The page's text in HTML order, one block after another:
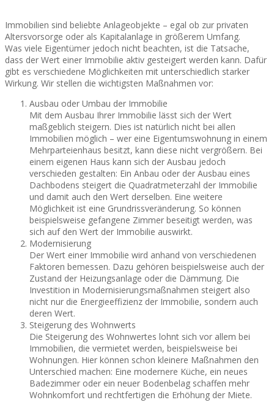
Immobilien sind beliebte Anlageobjekte – egal ob zur privaten
Altersvorsorge oder als Kapitalanlage in größerem Umfang.
Was viele Eigentümer jedoch nicht beachten, ist die Tatsache,
dass der Wert einer Immobilie aktiv gesteigert werden kann. Dafür
gibt es verschiedene Möglichkeiten mit unterschiedlich starker
Wirkung. Wir stellen die wichtigsten Maßnahmen vor:
Ausbau oder Umbau der Immobilie
Mit dem Ausbau Ihrer Immobilie lässt sich der Wert
maßgeblich steigern. Dies ist natürlich nicht bei allen
Immobilien möglich – wer eine Eigentumswohnung in einem
Mehrparteienhaus besitzt, kann diese nicht vergrößern. Bei
einem eigenen Haus kann sich der Ausbau jedoch
verschieden gestalten: Ein Anbau oder der Ausbau eines
Dachbodens steigert die Quadratmeterzahl der Immobilie
und damit auch den Wert derselben. Eine weitere
Möglichkeit ist eine Grundrissveränderung. So können
beispielsweise gefangene Zimmer beseitigt werden, was
sich auf den Wert der Immobilie auswirkt.
Modernisierung
Der Wert einer Immobilie wird anhand von verschiedenen
Faktoren bemessen. Dazu gehören beispielsweise auch der
Zustand der Heizungsanlage oder die Dämmung. Die
Investition in Modernisierungsmaßnahmen steigert also
nicht nur die Energieeffizienz der Immobilie, sondern auch
deren Wert.
Steigerung des Wohnwerts
Die Steigerung des Wohnwertes lohnt sich vor allem bei
Immobilien, die vermietet werden, beispielsweise bei
Wohnungen. Hier können schon kleinere Maßnahmen den
Unterschied machen: Eine modernere Küche, ein neues
Badezimmer oder ein neuer Bodenbelag schaffen mehr
Wohnkomfort und rechtfertigen die Erhöhung der Miete.